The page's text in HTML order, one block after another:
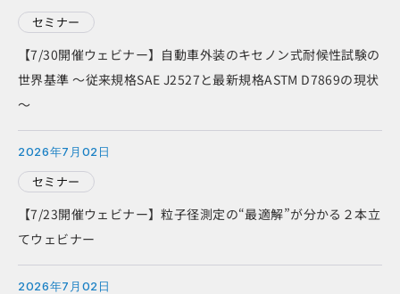
セミナー
【7/30開催ウェビナー】自動車外装のキセノン式耐候性試験の
世界基準 ～従来規格SAE J2527と最新規格ASTM D7869の現状
～
2026年7月02日
セミナー
【7/23開催ウェビナー】粒子径測定の“最適解”が分かる２本立
てウェビナー
2026年7月02日